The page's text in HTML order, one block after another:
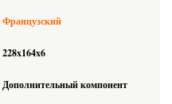
Французский
228x164x6
Дополнительный компонент